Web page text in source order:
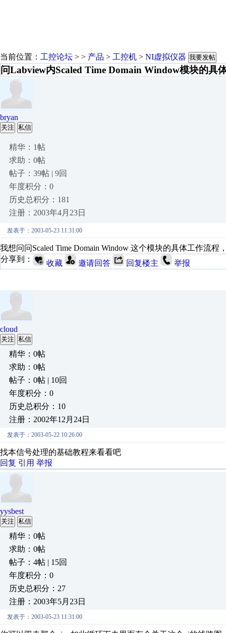
当前位置： 工控论坛 > > 产品 > 工控机 > NI虚拟仪器 我要发帖
问Labview内Scaled Time Domain Window模块的具
bryan
关注 私信
精华：1帖
求助：0帖
帖子：39帖 | 9回
年度积分：0
历史总积分：181
注册：2003年4月23日
发表于：2003-05-23 11:31:00
我想问问Scaled Time Domain Window 这个模块的具体工作流
分享到：
收藏 邀请回答 回复楼主 举报
cloud
关注 私信
精华：0帖
求助：0帖
帖子：0帖 | 10回
年度积分：0
历史总积分：10
注册：2002年12月24日
发表于：2003-05-22 10:26:00
找本信号处理的基础教程来看看吧
回复 引用 举报
yysbest
关注 私信
精华：0帖
求助：0帖
帖子：4帖 | 15回
年度积分：0
历史总积分：27
注册：2003年5月23日
发表于：2003-05-23 11:31:00